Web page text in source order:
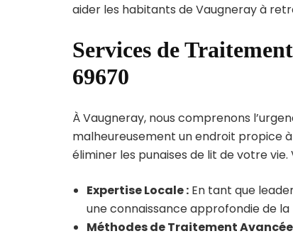
aider les habitants de Vaugneray à
Services de
69670
À Vaugneray, nous comprenons
malheureusement un endroit propice
éliminer les punaises de lit de votre
Expertise Locale : En tant que
une connaissance approfondie de
Méthodes de Traitement